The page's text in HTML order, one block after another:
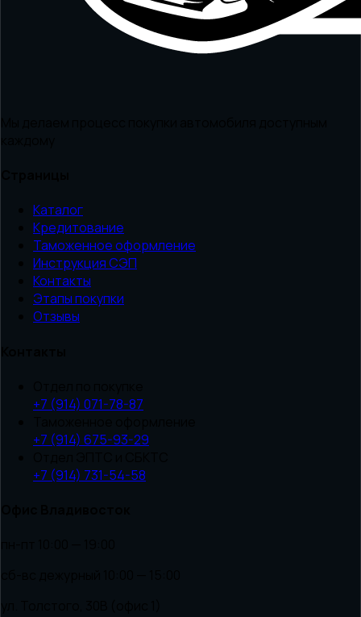
Каталог
Кредитование
Таможенное оформление
Инструкция СЭП
Контакты
Этапы покупки
Отзывы
+7 (914) 071-78-87
+7 (914) 675-93-29
+7 (914) 731-54-58